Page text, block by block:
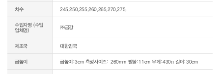
치수 245,250,255,260,265,270,275,
수입자명 (수입
업체명)
㈜금강
제조국 대한민국
굽높이 굽높이:3cm 측정사이즈: 260mm 발볼:11cm 무게:430g 길이:30cm